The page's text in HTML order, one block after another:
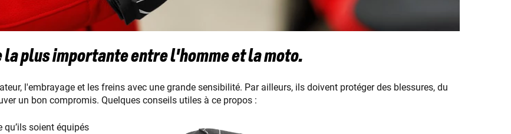
plus importante entre l'homme et la moto.
l'embrayage et les freins avec une grande sensibilité. Par ailleurs, ils doivent protéger des blessures, du
un bon compromis. Quelques conseils utiles à ce propos :
soient équipés